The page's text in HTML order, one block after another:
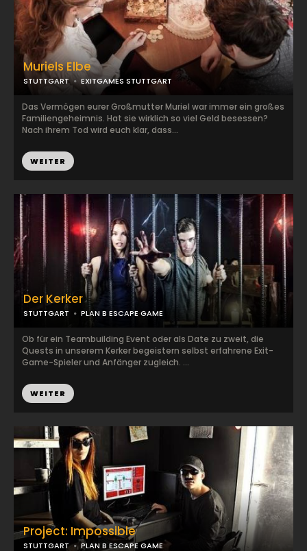
Muriels Elbe
STUTTGART EXITGAMES STUTTGART
Das Vermögen eurer Großmutter Muriel war immer ein großes
Familiengeheimnis. Hat sie wirklich so viel Geld besessen?
Nach ihrem Tod wird euch klar, dass...
WEITER
Project: Impossible
STUTTGART PLAN B ESCAPE GAME
Der Kerker
STUTTGART PLAN B ESCAPE GAME
Ob für ein Teambuilding Event oder als Date zu zweit, die
Quests in unserem Kerker begeistern selbst erfahrene Exit-
Game-Spieler und Anfänger zugleich. ...
WEITER